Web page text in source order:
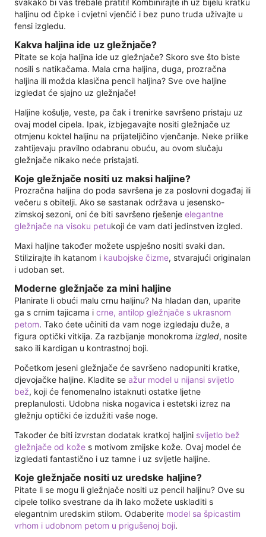
svakako bi vas trebale pratiti! Kombinirajte ih uz bijelu kratku
haljinu od čipke i cvjetni vjenčić i bez puno truda uživajte u
fensi izgledu.
Kakva haljina ide uz gležnjače?
Pitate se koja haljina ide uz gležnjače? Skoro sve što biste
nosili s natikačama. Mala crna haljina, duga, prozračna
haljina ili možda klasična pencil haljina? Sve ove haljine
izgledat će sjajno uz gležnjače!
Haljine košulje, veste, pa čak i trenirke savršeno pristaju uz
ovaj model cipela. Ipak, izbjegavajte nositi gležnjače uz
otmjenu koktel haljinu na prijateljičino vjenčanje. Neke prilike
zahtijevaju pravilno odabranu obuću, au ovom slučaju
gležnjače nikako neće pristajati.
Koje gležnjače nositi uz maksi haljine?
Prozračna haljina do poda savršena je za poslovni događaj ili
večeru s obitelji. Ako se sastanak održava u jesensko-
zimskoj sezoni, oni će biti savršeno rješenje elegantne
gležnjače na visoku petukoji će vam dati jedinstven izgled.
Maxi haljine također možete uspješno nositi svaki dan.
Stilizirajte ih katanom i kaubojske čizme, stvarajući originalan
i udoban set.
Moderne gležnjače za mini haljine
Planirate li obući malu crnu haljinu? Na hladan dan, uparite
ga s crnim tajicama i crne, antilop gležnjače s ukrasnom
petom. Tako ćete učiniti da vam noge izgledaju duže, a
figura optički vitkija. Za razbijanje monokroma izgled, nosite
sako ili kardigan u kontrastnoj boji.
Početkom jeseni gležnjače će savršeno nadopuniti kratke,
djevojačke haljine. Kladite se ažur model u nijansi svijetlo
bež, koji će fenomenalno istaknuti ostatke ljetne
preplanulosti. Udobna niska nogavica i estetski izrez na
gležnju optički će izdužiti vaše noge.
Također će biti izvrstan dodatak kratkoj haljini svijetlo bež
gležnjače od kože s motivom zmijske kože. Ovaj model će
izgledati fantastično i uz tamne i uz svijetle haljine.
Koje gležnjače nositi uz uredske haljine?
Pitate li se mogu li gležnjače nositi uz pencil haljinu? Ove su
cipele toliko svestrane da ih lako možete uskladiti s
elegantnim uredskim stilom. Odaberite model sa špicastim
vrhom i udobnom petom u prigušenoj boji.